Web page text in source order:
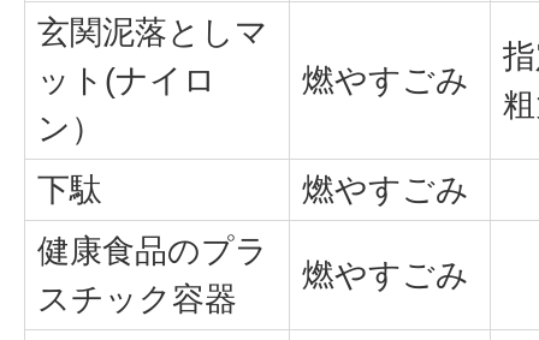
玄関泥落としマ
ット(ナイロ
ン）
燃やすごみ
下駄
燃やすごみ
健康食品のプラ
スチック容器
燃やすごみ